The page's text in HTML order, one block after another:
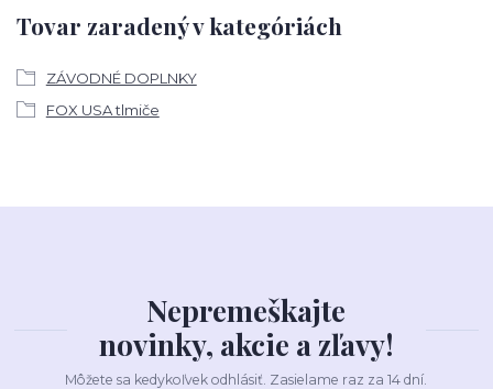
Tovar zaradený v kategóriách
ZÁVODNÉ DOPLNKY
FOX USA tlmiče
Nepremeškajte
novinky, akcie a zľavy!
Môžete sa kedykoľvek odhlásiť. Zasielame raz za 14 dní.